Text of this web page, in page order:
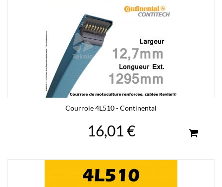
Courroie 4L510 - Continental
16,01 €